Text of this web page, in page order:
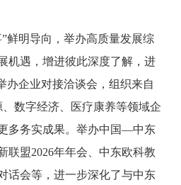
鲜明导向，举办高质量发展综
机遇，增进彼此深度了解，进
办企业对接洽谈会，组织来自
数字经济、医疗康养等领域企
多务实成果。举办中国—中东
联盟2026年年会、中东欧科教
话会等，进一步深化了与中东